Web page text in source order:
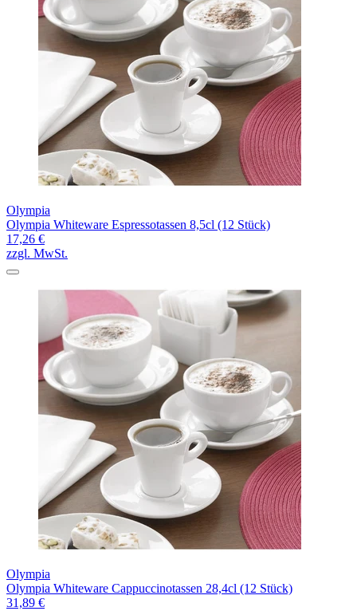
Olympia
Olympia Whiteware Espressotassen 8,5cl (12 Stück)
17,26 €
zzgl. MwSt.
Olympia
Olympia Whiteware Cappuccinotassen 28,4cl (12 Stück)
31,89 €